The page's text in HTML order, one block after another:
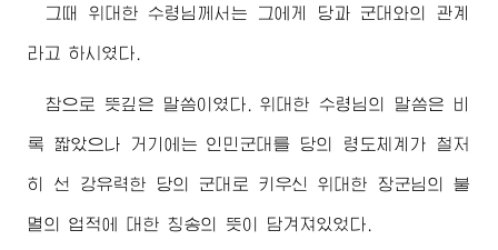
그때 위대한 수령님 께서는 그에게 당과 군대와의 관계
라고 하시였다.
참으로 뜻깊은 말씀이였다. 위대한 수령님의 말씀은 비
록 짧았으나 거기에는 인민군대를 당의 령도체계가 철저
히 선 강유력한 당의 군대로 키우신 위대한 장군님 의 불
멸의 업적에 대한 칭송의 뜻이 담겨져있었다.